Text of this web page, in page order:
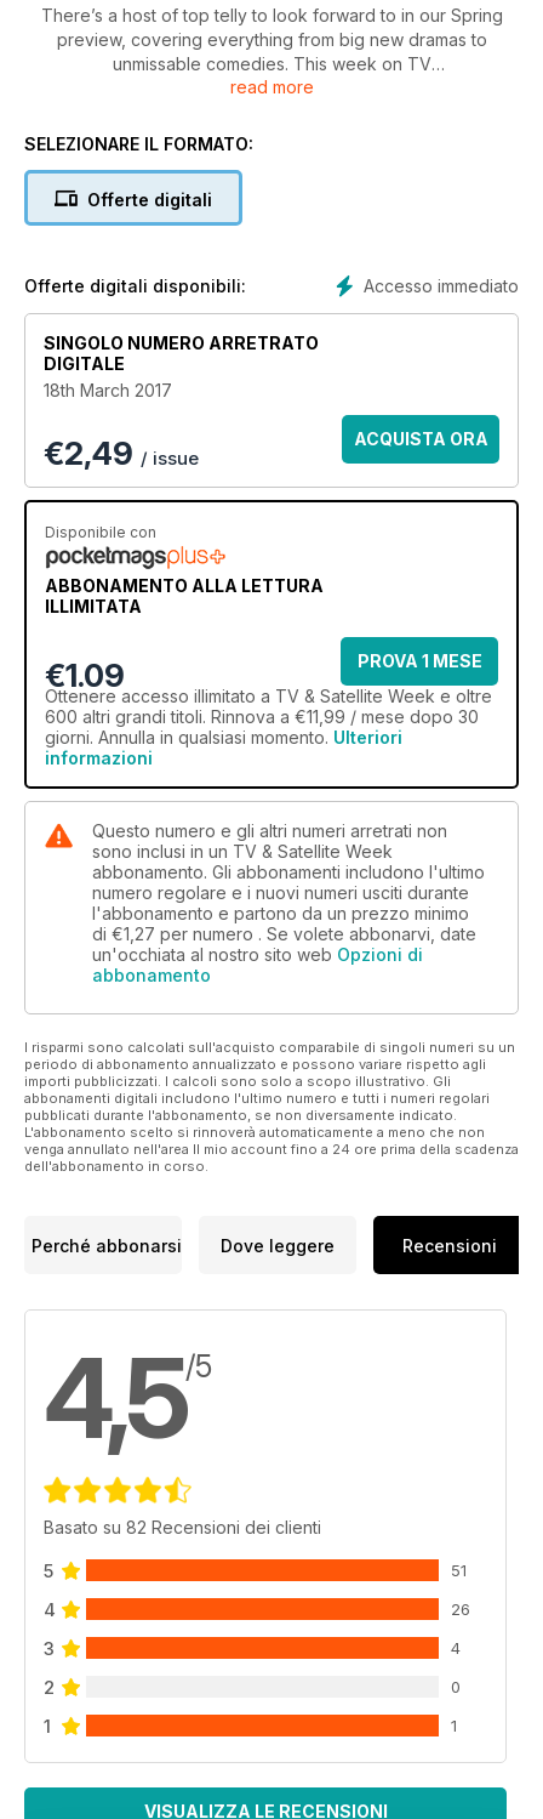
There’s a host of top telly to look forward to in our Spring
preview, covering everything from big new dramas to
unmissable comedies. This week on TV
Including the lowdown on this year’s Comic Relief, pilot
Shades of Blue. TV Spy Includes the return of The Catch and
and much more
read more
SELEZIONARE IL FORMATO:
Offerte digitali
Accesso immediato
Offerte digitali disponibili:
SINGOLO NUMERO ARRETRATO
DIGITALE
18th March 2017
€2,49 / issue
ACQUISTA ORA
Disponibile con
ABBONAMENTO ALLA LETTURA
ILLIMITATA
€1.09
PROVA 1 MESE
Ottenere accesso illimitato a TV & Satellite Week e oltre
600 altri grandi titoli. Rinnova a €11,99 / mese dopo 30
giorni. Annulla in qualsiasi momento. Ulteriori
informazioni
Questo numero e gli altri numeri arretrati non
sono inclusi in un TV & Satellite Week
abbonamento. Gli abbonamenti includono l'ultimo
numero regolare e i nuovi numeri usciti durante
l'abbonamento e partono da un prezzo minimo
di €1,27 per numero . Se volete abbonarvi, date
un'occhiata al nostro sito web Opzioni di
abbonamento
I risparmi sono calcolati sull'acquisto comparabile di singoli numeri su un
periodo di abbonamento annualizzato e possono variare rispetto agli
importi pubblicizzati. I calcoli sono solo a scopo illustrativo. Gli
abbonamenti digitali includono l'ultimo numero e tutti i numeri regolari
pubblicati durante l'abbonamento, se non diversamente indicato.
L'abbonamento scelto si rinnoverà automaticamente a meno che non
venga annullato nell'area Il mio account fino a 24 ore prima della scadenza
dell'abbonamento in corso.
Perché abbonarsi Dove leggere Recensioni
4,5/5
Basato su 82 Recensioni dei clienti
5 51
4 26
3 4
2 0
1 1
VISUALIZZA LE RECENSIONI